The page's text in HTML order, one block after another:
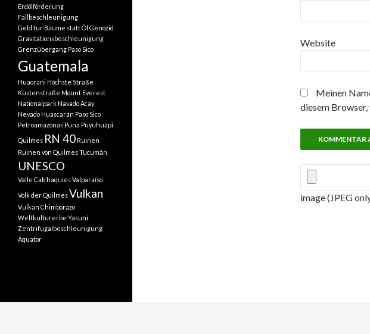
Website
Meinen
diesem
image (JPEG
Erdölförderung
Fallbeschleunigung
Geld für Bäume statt Öl Genozid
Gravitationsbeschleunigung
Grenzübergang Paso Sico
Guatemala
Huaorani Höchste Straße
Küstenstraße Mount Everest
Nationalpark Navado Acay
Nevado Huascarán Paso Sico
Petroamazonas Puna Puyuhuapi
Quilmes RN 40 Ruinen
Ruinen von QuilmesTucumán
UNESCO
Valle CalchaquiesValparaíso
Volk der QuilmesVulkan
Vulkan Chimborazo
Weltkulturerbe Yasuní
Zentrifugalbeschleunigung
Äquator